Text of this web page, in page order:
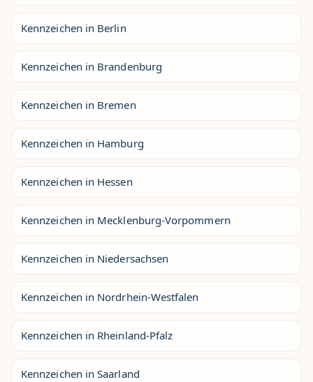
Kennzeichen in Berlin
Kennzeichen in Brandenburg
Kennzeichen in Bremen
Kennzeichen in Hamburg
Kennzeichen in Hessen
Kennzeichen in Mecklenburg-Vorpommern
Kennzeichen in Niedersachsen
Kennzeichen in Nordrhein-Westfalen
Kennzeichen in Rheinland-Pfalz
Kennzeichen in Saarland